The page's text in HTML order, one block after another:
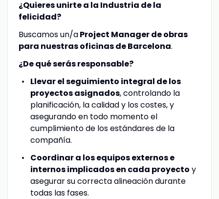
¿Quieres unirte a la Industria de la
felicidad?
Buscamos un/aProject Manager de obras
para nuestras oficinas de Barcelona.
¿De qué serás responsable?
Llevar el seguimiento integral de los
proyectos asignados, controlando la
planificación, la calidad y los costes, y
asegurando en todo momento el
cumplimiento de los estándares de la
compañía.
Coordinar a los equipos externos e
internos implicados en cada proyecto y
asegurar su correcta alineación durante
todas las fases.